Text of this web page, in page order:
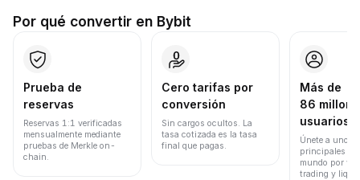
Por qué convertir en Bybit
Prueba de
reservas
Reservas 1:1 verificadas
mensualmente mediante
pruebas de Merkle on-
chain.
Cero tarifas por
conversión
Sin cargos ocultos. La
tasa cotizada es la tasa
final que pagas.
Más de
86
usuarios
Únete a uno
principales
mundo por
trading y